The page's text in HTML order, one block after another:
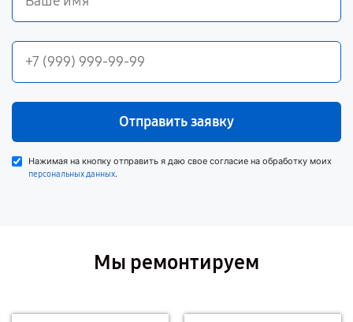
Отправить заявку
Нажимая на кнопку отправить я даю свое согласие на обработку моих
персональных данных.
Мы ремонтируем